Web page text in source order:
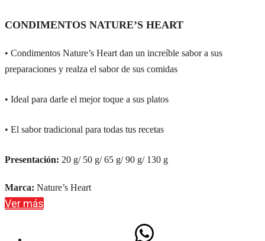
CONDIMENTOS NATURE’S HEART
• Condimentos Nature’s Heart dan un increíble sabor a sus
preparaciones y realza el sabor de sus comidas
• Ideal para darle el mejor toque a sus platos
• El sabor tradicional para todas tus recetas
Presentación: 20 g/ 50 g/ 65 g/ 90 g/ 130 g
Marca: Nature’s Heart
Ver más